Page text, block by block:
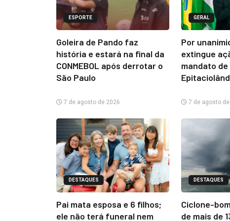
ESPORTE
Goleira de Pando faz
história e estará na final da
CONMEBOL após derrotar o
São Paulo
7 de agosto de 2026
GERAL
Por
extingue
mandato
7 de agosto
DESTAQUES
Pai mata esposa e 6 filhos;
ele não terá funeral nem
DESTAQUES
Ciclone-
de mais de